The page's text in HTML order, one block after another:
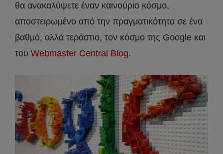
θα ανακαλύψετε έναν καινούριο κόσμο,
αποστειρωμένο από την πραγματικότητα σε ένα
βαθμό, αλλά τεράστιο, τον κόσμο της Google και
του Webmaster Central Blog.